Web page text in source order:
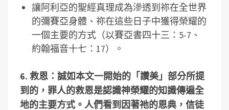
讓阿利亞的聖經真理成為滲透到祢在全世界
的彌賽亞身體、祢在這些日子中獲得榮耀的
一個主要的方式（以賽亞書四十三：5-7、
約翰福音十七：17）。
6. 救恩：誠如本文一開始的「讚美」部分所提
到的，罪人的救恩是認識神榮耀的知識傳遍全
地的主要方式。人們看到因著祂的恩典，信徒